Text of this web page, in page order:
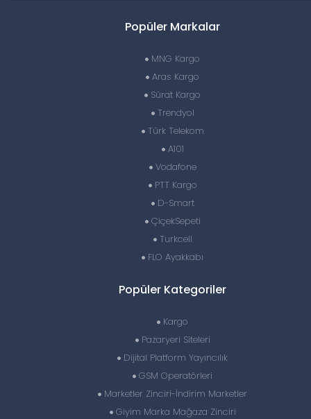
Popüler Markalar
MNG Kargo
Aras Kargo
Sürat Kargo
Trendyol
Türk Telekom
A101
Vodafone
PTT Kargo
D-Smart
ÇiçekSepeti
Turkcell
FLO Ayakkabı
Popüler Kategoriler
Kargo
Pazaryeri Siteleri
Dijital Platform Yayıncılık
GSM Operatörleri
Marketler Zinciri-İndirim Marketler
Giyim Marka Mağaza Zinciri